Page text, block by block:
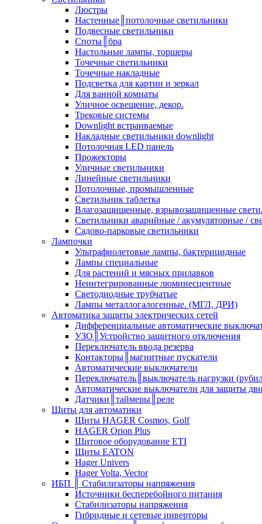
Люстры
Настенные║потолочные светильники
Подвесные светильники
Споты║бра
Настольные лампы, торшеры
Точечные светильники
Точечные накладные
Подсветка для картин и зеркал
Для ванной комнаты
Уличное освещение, декор.
Трековые системы
Downlight встраиваемые
Накладные светильники downlight
Потолочная LED панель
Прожекторы
Уличные светильники
Линейные светильники
Потолочные, промышленные
Светильник таблетка
Влагозащищенные, взрывозащищенные
Светильники аварийные / акумуляторные /
Садово-парковые светильники
Лампочки
Ультрафиолетовые лампы, бактерицидные
Лампы специальные
Для растений и мясных прилавков
Неинтегрированные люминесцентные
Светодиодные трубчатые
Лампы металлогалогенные. (МГЛ, ДРИ)
Автоматика защиты электрических сетей
Дифференциальные автоматические
УЗО║Устройство защитного отключения
Переключатель ввода резерва
Контакторы║магнитные пускатели
Автоматические выключатели
Переключатель║выключатель нагрузки
Автоматические выключатели для защиты
Датчики║таймеры║реле
Щиты для автоматики
Щиты HAGER Cosmos, Golf
HAGER Orion Plus
Щитовое оборудование ETI
Щиты EATON
Hager Univers
Hager Volta, Vector
ИБП ║ Стабилизаторы напряжения
Источники бесперебойного питания
Стабилизаторы напряжения
Гибридные и сетевые инверторы